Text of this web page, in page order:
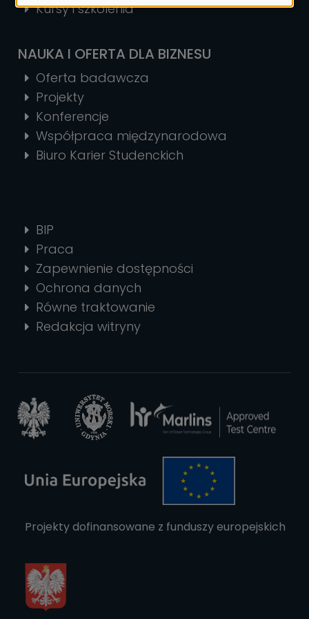
Kursy i szkolenia
NAUKA I OFERTA DLA BIZNESU
Oferta badawcza
Projekty
Konferencje
Współpraca międzynarodowa
Biuro Karier Studenckich
BIP
Praca
Zapewnienie dostępności
Ochrona danych
Równe traktowanie
Redakcja witryny
Projekty dofinansowane z funduszy europejskich